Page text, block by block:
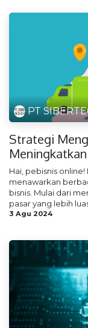
PT
Strategi
Hai, pebisnis
menawarkan
bisnis. Mulai dari
pasar yang lebih luas,
3 Agu 2024